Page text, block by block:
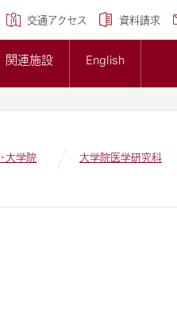
交通アクセス 資料請求
関連施設 English
広報誌
大学概要
ー
大学院 大学院医学研究科